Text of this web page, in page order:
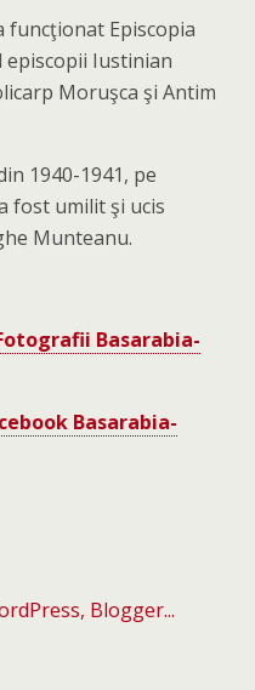
funcţionat Episcopia
episcopii Iustinian
Moruşca şi Antim
1940-1941, pe
fost umilit şi ucis
Munteanu.
Basarabia-
Basarabia-